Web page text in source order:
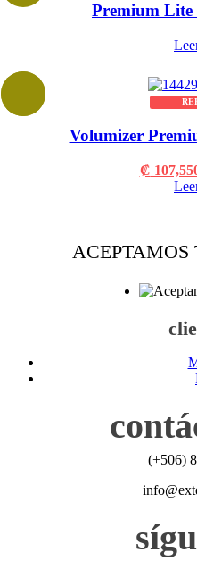
Premium Lite
Volumizer
₡
ACEPTAMOS
(+506)